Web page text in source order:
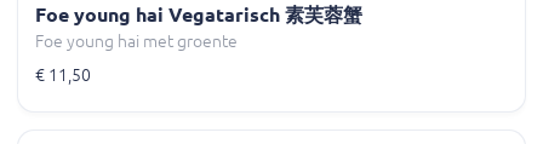
Foe young hai Vegatarisch 素芙蓉蟹
Foe young hai met groente
€ 11,50